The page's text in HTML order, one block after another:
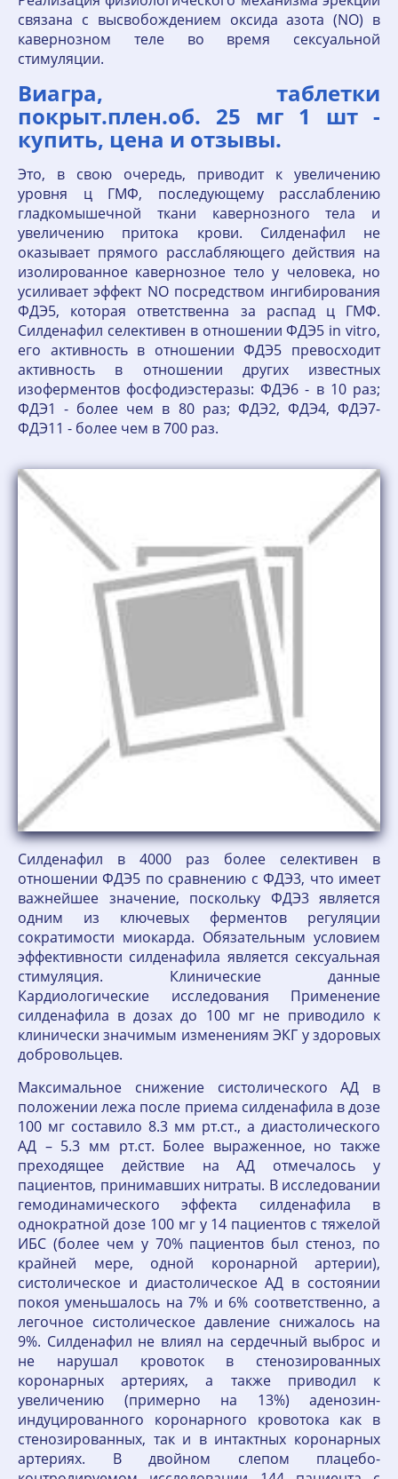
связана с высвобождением оксида азота (NO) в
кавернозном теле во время сексуальной
стимуляции.
Виагра, таблетки
покрыт.плен.об. 25 мг 1 шт -
купить, цена и отзывы.
Это, в свою очередь, приводит к увеличению
уровня ц ГМФ, последующему расслаблению
гладкомышечной ткани кавернозного тела и
увеличению притока крови. Силденафил не
оказывает прямого расслабляющего действия на
изолированное кавернозное тело у человека, но
усиливает эффект NO посредством ингибирования
ФДЭ5, которая ответственна за распад ц ГМФ.
Силденафил селективен в отношении ФДЭ5 in vitro,
его активность в отношении ФДЭ5 превосходит
активность в отношении других известных
изоферментов фосфодиэстеразы: ФДЭ6 - в 10 раз;
ФДЭ1 - более чем в 80 раз; ФДЭ2, ФДЭ4, ФДЭ7-
ФДЭ11 - более чем в 700 раз.
Силденафил в 4000 раз более селективен в
отношении ФДЭ5 по сравнению с ФДЭ3, что имеет
важнейшее значение, поскольку ФДЭ3 является
одним из ключевых ферментов регуляции
сократимости миокарда. Обязательным условием
эффективности силденафила является сексуальная
стимуляция. Клинические данные
Кардиологические исследования Применение
силденафила в дозах до 100 мг не приводило к
клинически значимым изменениям ЭКГ у здоровых
добровольцев.
Максимальное снижение систолического АД в
положении лежа после приема силденафила в дозе
100 мг составило 8.3 мм рт.ст., а диастолического
АД – 5.3 мм рт.ст. Более выраженное, но также
преходящее действие на АД отмечалось у
пациентов, принимавших нитраты. В исследовании
гемодинамического эффекта силденафила в
однократной дозе 100 мг у 14 пациентов с тяжелой
ИБС (более чем у 70% пациентов был стеноз, по
крайней мере, одной коронарной артерии),
систолическое и диастолическое АД в состоянии
покоя уменьшалось на 7% и 6% соответственно, а
легочное систолическое давление снижалось на
9%. Силденафил не влиял на сердечный выброс и
не нарушал кровоток в стенозированных
коронарных артериях, а также приводил к
увеличению (примерно на 13%) аденозин-
индуцированного коронарного кровотока как в
стенозированных, так и в интактных коронарных
артериях. В двойном слепом плацебо-